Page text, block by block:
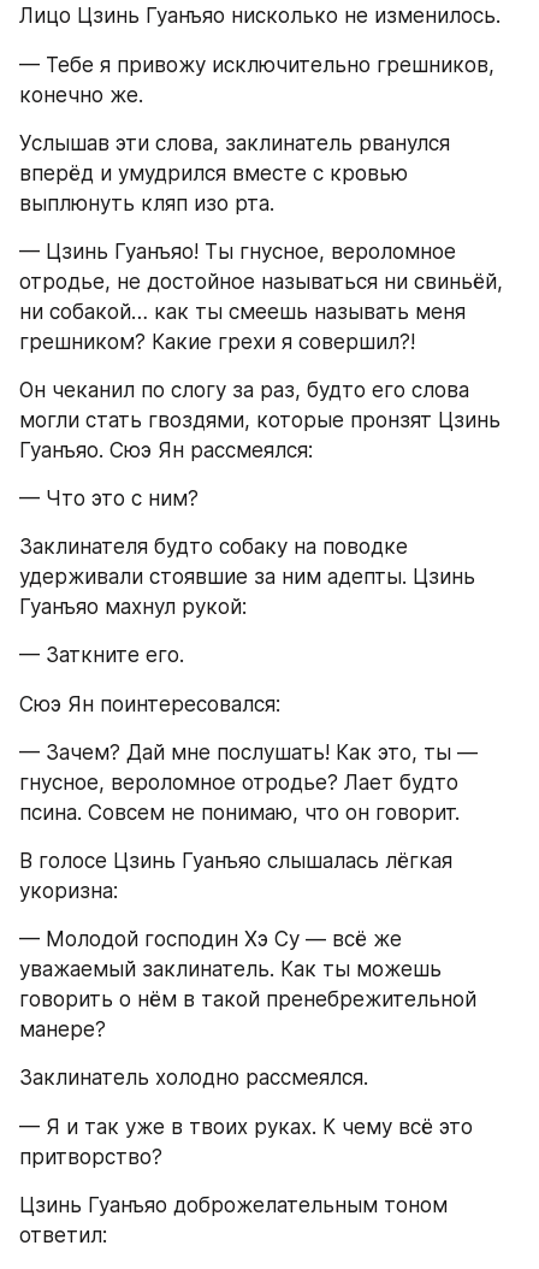
Лицо Цзинь Гуанъяо нисколько не изменилось.
— Тебе я привожу исключительно грешников,
конечно же.
Услышав эти слова, заклинатель рванулся
вперёд и умудрился вместе с кровью
выплюнуть кляп изо рта.
— Цзинь Гуанъяо! Ты гнусное, вероломное
отродье, не достойное называться ни свиньёй,
ни собакой… как ты смеешь называть меня
грешником? Какие грехи я совершил?!
Он чеканил по слогу за раз, будто его слова
могли стать гвоздями, которые пронзят Цзинь
Гуанъяо. Сюэ Ян рассмеялся:
— Что это с ним?
Заклинателя будто собаку на поводке
удерживали стоявшие за ним адепты. Цзинь
Гуанъяо махнул рукой:
— Заткните его.
Сюэ Ян поинтересовался:
— Зачем? Дай мне послушать! Как это, ты —
гнусное, вероломное отродье? Лает будто
псина. Совсем не понимаю, что он говорит.
В голосе Цзинь Гуанъяо слышалась лёгкая
укоризна:
— Молодой господин Хэ Су — всё же
уважаемый заклинатель. Как ты можешь
говорить о нём в такой пренебрежительной
манере?
Заклинатель холодно рассмеялся.
— Я и так уже в твоих руках. К чему всё это
притворство?
Цзинь Гуанъяо доброжелательным тоном
ответил: